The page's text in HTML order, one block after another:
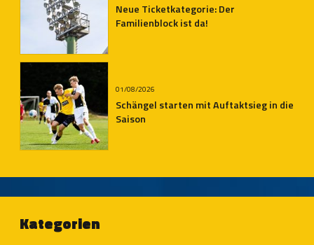
Neue Ticketkategorie: Der
Familienblock ist da!
01/08/2026
Schängel starten mit Auftaktsieg in die
Saison
Kategorien